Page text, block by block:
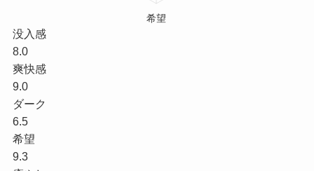
没入感
8.0
爽快感
9.0
ダーク
6.5
希望
9.3